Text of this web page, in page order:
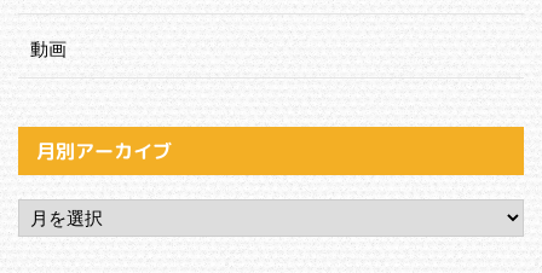
動画
月別アーカイブ